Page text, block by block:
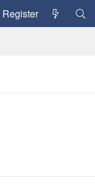
Register